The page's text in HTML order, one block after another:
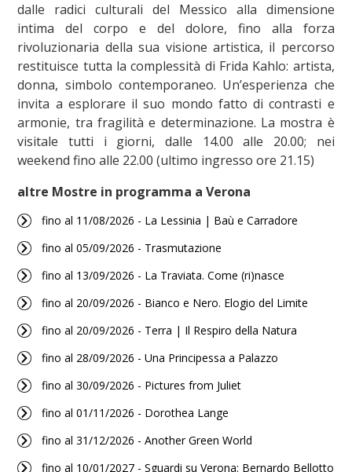
dalle radici culturali del Messico alla dimensione
intima del corpo e del dolore, fino alla forza
rivoluzionaria della sua visione artistica, il percorso
restituisce tutta la complessità di Frida Kahlo: artista,
donna, simbolo contemporaneo. Un’esperienza che
invita a esplorare il suo mondo fatto di contrasti e
armonie, tra fragilità e determinazione. La mostra è
visitale tutti i giorni, dalle 14.00 alle 20.00; nei
weekend fino alle 22.00 (ultimo ingresso ore 21.15)
altre Mostre in programma a Verona
fino al 11/08/2026 - La Lessinia | Baù e Carradore
fino al 05/09/2026 - Trasmutazione
fino al 13/09/2026 - La Traviata. Come (ri)nasce
fino al 20/09/2026 - Bianco e Nero. Elogio del Limite
fino al 20/09/2026 - Terra | Il Respiro della Natura
fino al 28/09/2026 - Una Principessa a Palazzo
fino al 30/09/2026 - Pictures from Juliet
fino al 01/11/2026 - Dorothea Lange
fino al 31/12/2026 - Another Green World
fino al 10/01/2027 - Sguardi su Verona: Bernardo Bellotto